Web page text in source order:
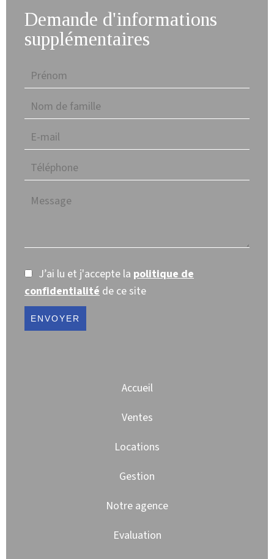
Demande d'informations
supplémentaires
J’ai lu et j'accepte la politique de
confidentialité de ce site
ENVOYER
Accueil
Ventes
Locations
Gestion
Notre agence
Evaluation